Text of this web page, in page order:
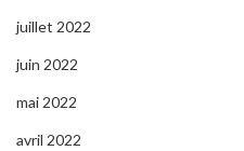
juillet 2022
juin 2022
mai 2022
avril 2022